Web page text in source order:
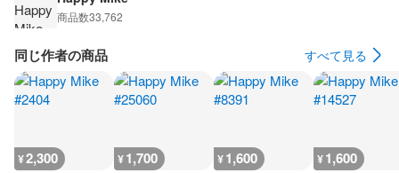
商品数33,762
同じ作者の商品 すべて見る
¥2,300 ¥1,700 ¥1,600 ¥1,600